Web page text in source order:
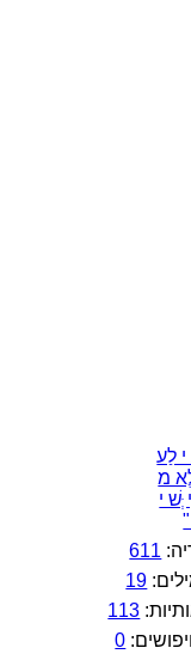
לַע
מ
ְּשׁ י
611
19
113
0